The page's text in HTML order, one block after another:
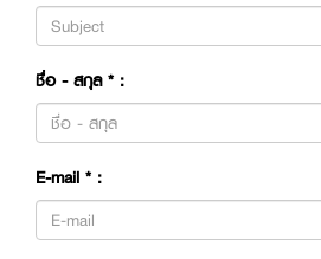
ชื่อ - สกุล* :
E-mail * :